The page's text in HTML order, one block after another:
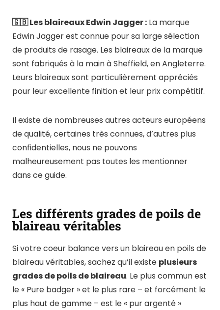
🇬🇧 Les blaireaux Edwin Jagger : La marque
Edwin Jagger est connue pour sa large sélection
de produits de rasage. Les blaireaux de la marque
sont fabriqués à la main à Sheffield, en Angleterre.
Leurs blaireaux sont particulièrement appréciés
pour leur excellente finition et leur prix compétitif.
Il existe de nombreuses autres acteurs européens
de qualité, certaines très connues, d’autres plus
confidentielles, nous ne pouvons
malheureusement pas toutes les mentionner
dans ce guide.
Les différents grades de poils de
blaireau véritables
Si votre coeur balance vers un blaireau en poils de
blaireau véritables, sachez qu’il existe plusieurs
grades de poils de blaireau. Le plus commun est
le « Pure badger » et le plus rare – et forcément le
plus haut de gamme – est le « pur argenté »